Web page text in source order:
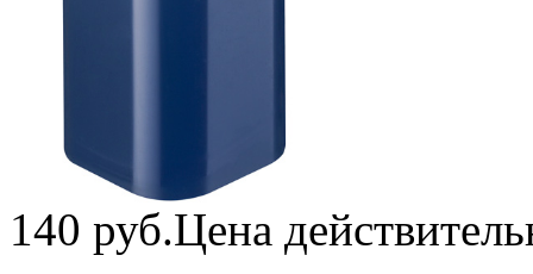
140 руб.Цена